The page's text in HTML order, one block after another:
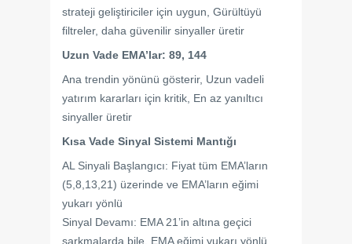
strateji geliştiriciler için uygun, Gürültüyü
filtreler, daha güvenilir sinyaller üretir
Uzun Vade EMA’lar: 89, 144
Ana trendin yönünü gösterir, Uzun vadeli
yatırım kararları için kritik, En az yanıltıcı
sinyaller üretir
Kısa Vade Sinyal Sistemi Mantığı
AL Sinyali Başlangıcı: Fiyat tüm EMA’ların
(5,8,13,21) üzerinde ve EMA’ların eğimi
yukarı yönlü
Sinyal Devamı: EMA 21’in altına geçici
sarkmalarda bile, EMA eğimi yukarı yönlü